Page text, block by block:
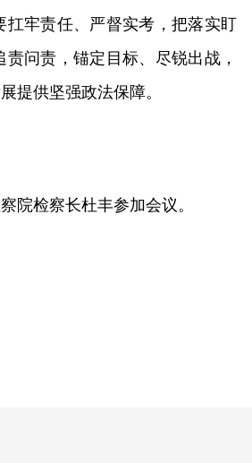
牢责任、严督实考，把落实盯
问责，锚定目标、尽锐出战，
提供坚强政法保障。
院检察长杜丰参加会议。